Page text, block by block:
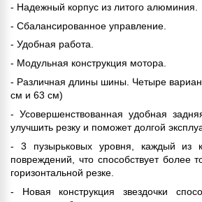
- Надежный корпус из литого алюминия.
- Сбалансированное управление.
- Удобная работа.
- Модульная конструкция мотора.
- Различная длины шины. Четыре
см и 63 см)
- Усовершенствованная удобная
улучшить резку и поможет долгой
- 3 пузырьковых уровня, каждый из
повреждений, что способствует более
горизонтальной резке.
- Новая конструкция звездочки